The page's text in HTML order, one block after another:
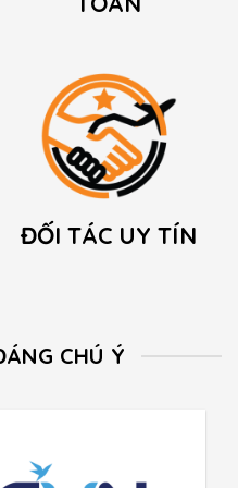
Việt Nam một
ĐỐI TÁC UY TÍN
CHÚ Ý